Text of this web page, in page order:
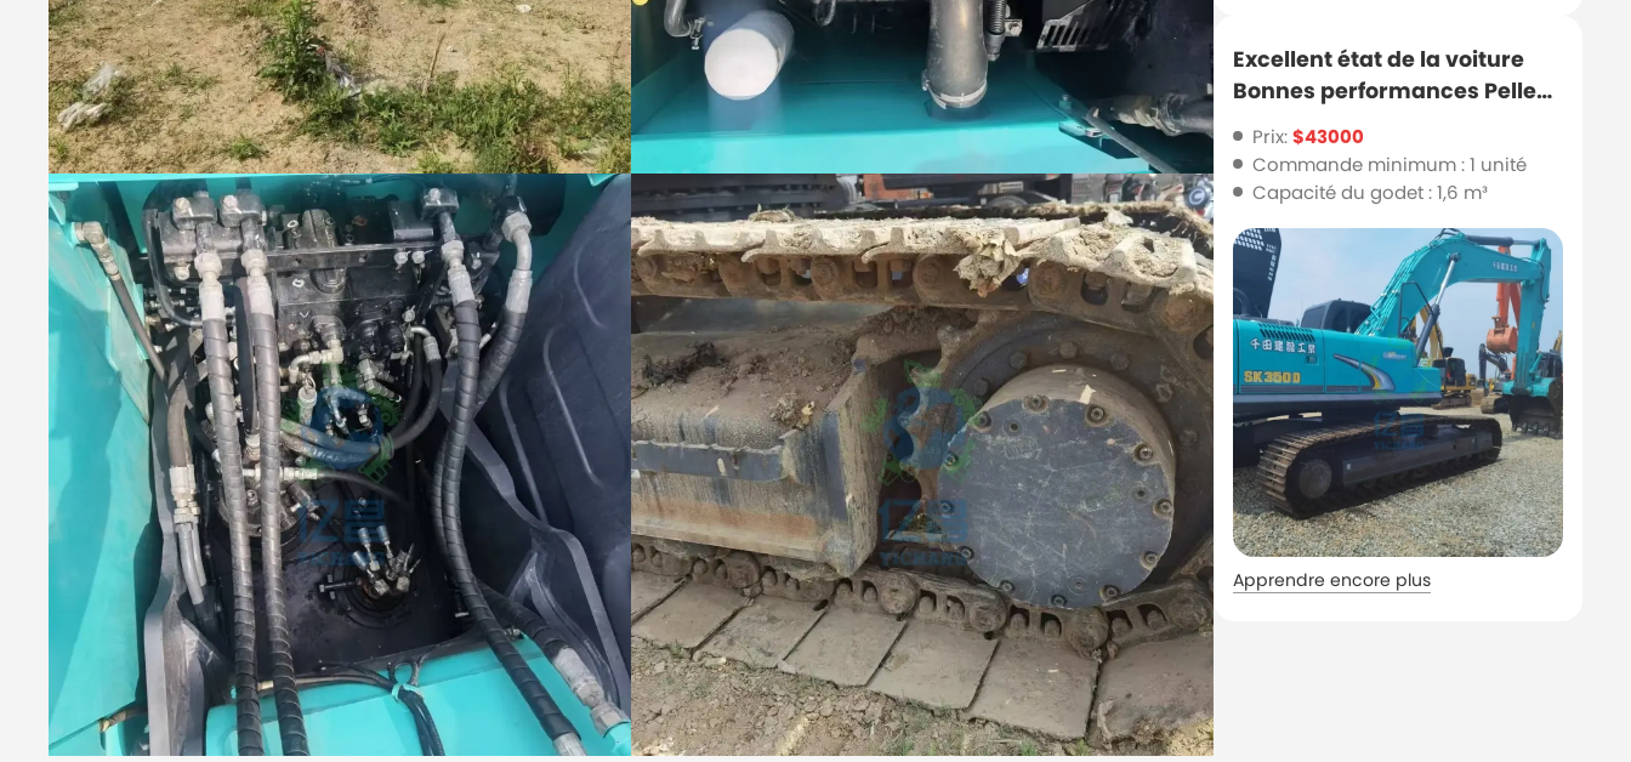
Excellent état de la voiture
Bonnes performances Pelle
Kobelco SK350D d'occasion
Prix:$43000
Commande minimum : 1 unité
Capacité du godet : 1,6 m³
Apprendre encore plus